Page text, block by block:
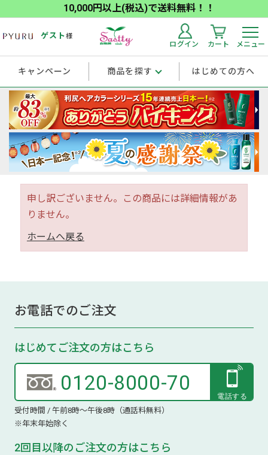
10,000円以上(税込)で送料無料！！
ゲスト様
ログイン カート メニュー
キャンペーン 商品を探す はじめての方へ
申し訳ございません。この商品には詳細情報があ
りません。
ホームへ戻る
お電話でのご注文
はじめてご注文の方はこちら
0120-8000-70
受付時間 / 午前8時～午後8時（通話料無料）
※年末年始除く
2回目以降のご注文の方はこちら